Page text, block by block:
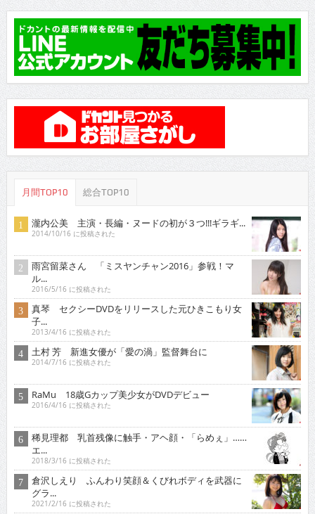
月間TOP10 総合TOP10
瀧内公美 主演・長編・ヌードの初が３つ!!!ギラギ...
2014/10/16 に投稿された
雨宮留菜さん 「ミスヤンチャン2016」参戦！マ
ル...
2016/5/16 に投稿された
真琴 セクシーDVDをリリースした元ひきこもり女
子...
2013/4/16 に投稿された
土村 芳 新進女優が「愛の渦」監督舞台に
2014/7/16 に投稿された
RaMu 18歳Gカップ美少女がDVDデビュー
2016/4/16 に投稿された
稀見理都 乳首残像に触手・アヘ顔・「らめぇ」……
エ...
2018/3/16 に投稿された
倉沢しえり ふんわり笑顔＆くびれボディを武器に
グラ...
2021/2/16 に投稿された